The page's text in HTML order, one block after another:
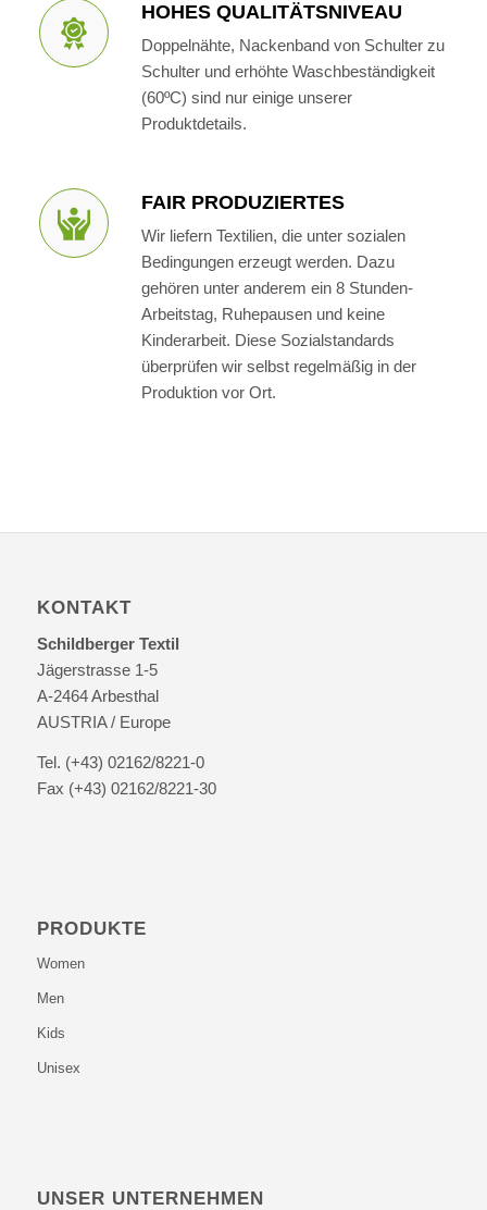
HOHES QUALITÄTSNIVEAU
Doppelnähte, Nackenband von Schulter zu
Schulter und erhöhte Waschbeständigkeit
(60ºC) sind nur einige unserer
Produktdetails.
FAIR PRODUZIERTES
Wir liefern Textilien, die unter sozialen
Bedingungen erzeugt werden. Dazu
gehören unter anderem ein 8 Stunden-
Arbeitstag, Ruhepausen und keine
Kinderarbeit. Diese Sozialstandards
überprüfen wir selbst regelmäßig in der
Produktion vor Ort.
KONTAKT
Schildberger Textil
Jägerstrasse 1-5
A-2464 Arbesthal
AUSTRIA / Europe
Tel. (+43) 02162/8221-0
Fax (+43) 02162/8221-30
PRODUKTE
Women
Men
Kids
Unisex
UNSER UNTERNEHMEN